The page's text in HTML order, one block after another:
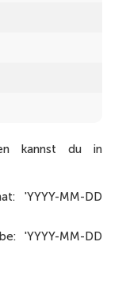
kannst du in
'YYYY-MM-DD
'YYYY-MM-DD